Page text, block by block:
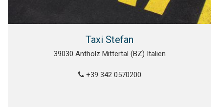
Taxi Stefan
39030 Antholz Mittertal (BZ) Italien
+39 342 0570200